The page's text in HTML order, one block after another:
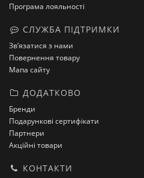
Програма лояльності
СЛУЖБА ПІДТРИМКИ
Зв’язатися з нами
Повернення товару
Мапа сайту
ДОДАТКОВО
Бренди
Подарункові сертифікати
Партнери
Акційні товари
КОНТАКТИ